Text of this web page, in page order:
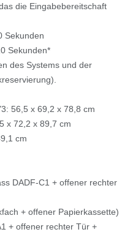
die Eingabebereitschaft
Sekunden
Sekunden*
des Systems und der
56,5 x 69,2 x 78,8 cm
x 72,2 x 89,7 cm
cm
DADF-C1 + offener rechter
+ offener Papierkassette)
+ offener rechter Tür +